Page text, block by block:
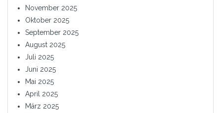
November 2025
Oktober 2025
September 2025
August 2025
Juli 2025
Juni 2025
Mai 2025
April 2025
März 2025